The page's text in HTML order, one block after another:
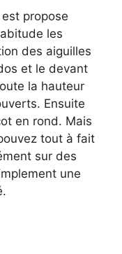
propose
les
des aiguilles
et le devant
la hauteur
Ensuite
en rond. Mais
tout à fait
sur des
une